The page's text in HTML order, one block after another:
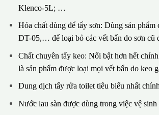
Klenco-5L; …
Hóa chất dùng để tẩy sơn: Dùng sản phẩm
DT-05,… để loại bỏ các vết bẩn do sơn cũ
Chất chuyên tẩy keo: Nổi bật hơn hết
là sản phẩm được loại mọi vết bẩn do keo
Dung dịch tẩy rửa toilet tiêu biểu nhất
Nước lau sàn được dùng trong việc vệ sinh